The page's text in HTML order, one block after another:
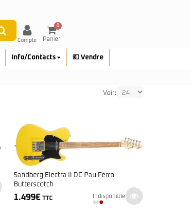
Compte
0
Panier
Info/Contacts 💶 Vendre
Voir:
Sandberg Electra II DC Pau Ferro
Butterscotch
1.499€ TTC Indisponible